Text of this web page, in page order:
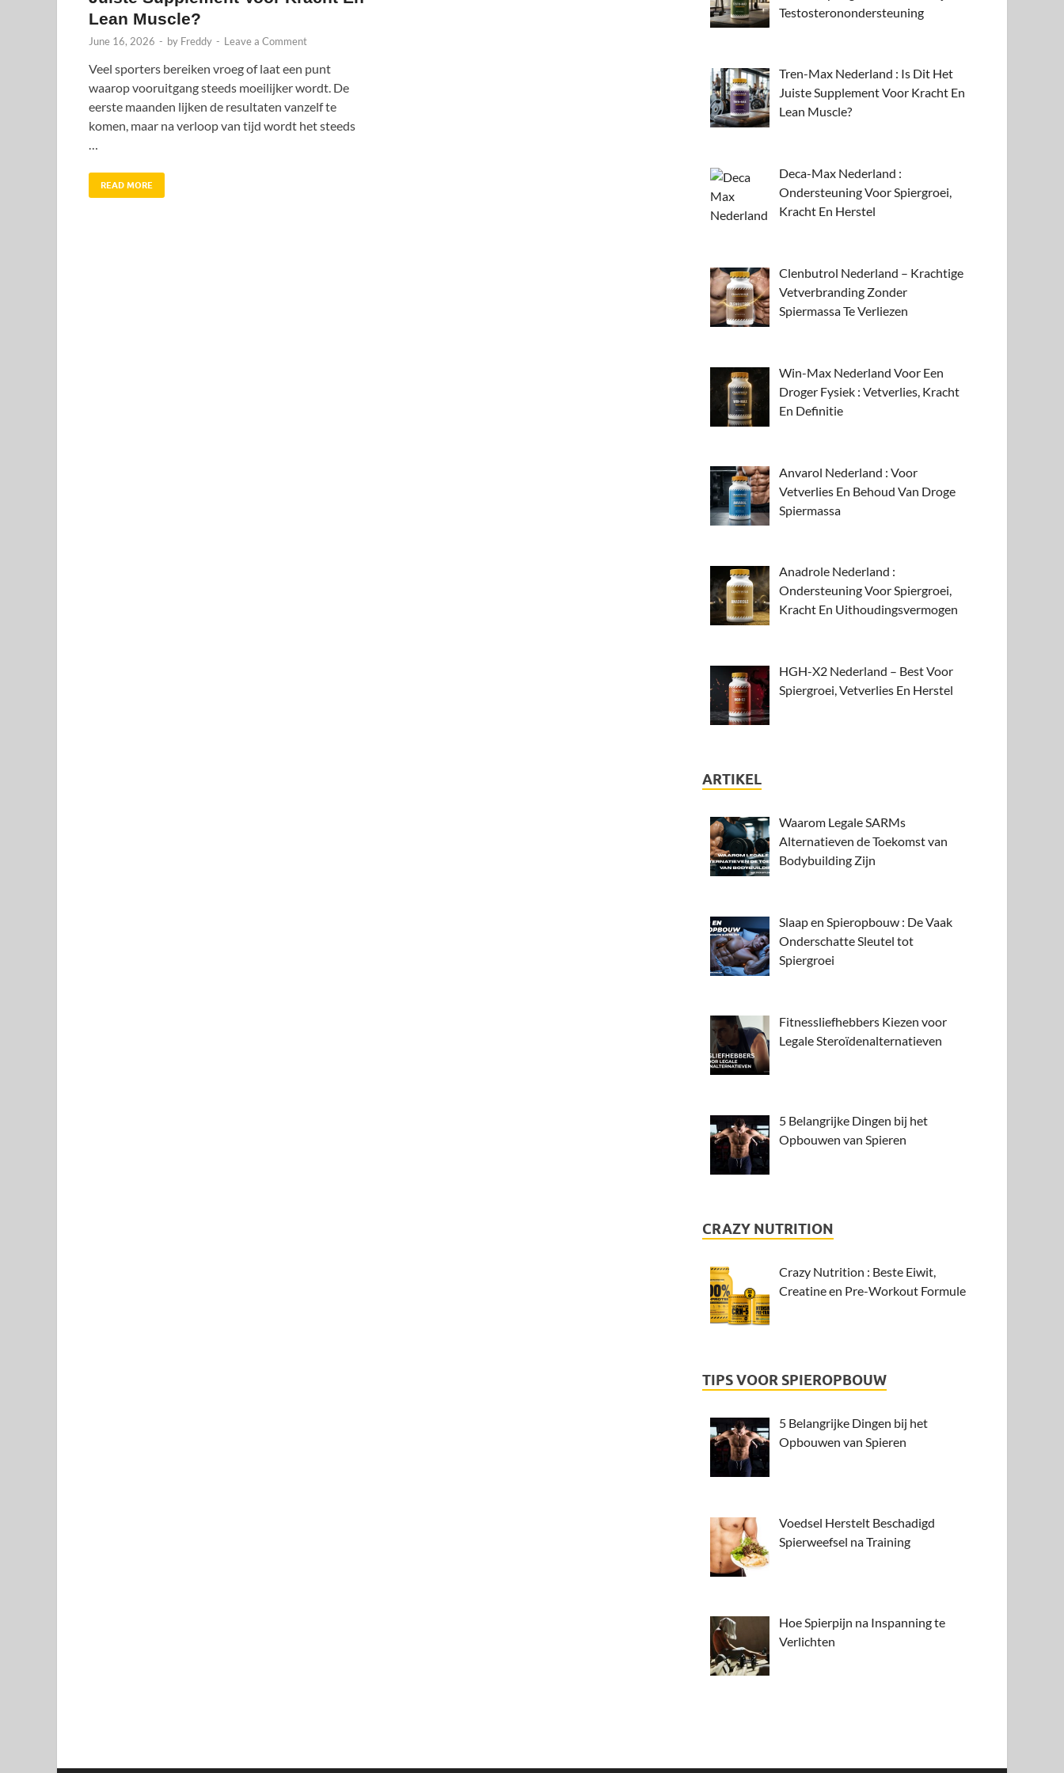
Lean Muscle?
June 16, 2026 - by Freddy - Leave a Comment
Veel sporters bereiken vroeg of laat een punt
waarop vooruitgang steeds moeilijker wordt. De
eerste maanden lijken de resultaten vanzelf te
komen, maar na verloop van tijd wordt het steeds
READ MORE
Testosteronondersteuning
Tren-Max Nederland : Is Dit Het
Juiste Supplement Voor Kracht En
Lean Muscle?
Deca-Max Nederland :
Ondersteuning Voor Spiergroei,
Kracht En Herstel
Clenbutrol Nederland – Krachtige
Vetverbranding Zonder
Spiermassa Te Verliezen
Win-Max Nederland Voor Een
Droger Fysiek : Vetverlies, Kracht
En Definitie
Anvarol Nederland : Voor
Vetverlies En Behoud Van Droge
Spiermassa
Anadrole Nederland :
Ondersteuning Voor Spiergroei,
Kracht En Uithoudingsvermogen
HGH-X2 Nederland – Best Voor
Spiergroei, Vetverlies En Herstel
ARTIKEL
Waarom Legale SARMs
Alternatieven de Toekomst van
Bodybuilding Zijn
Slaap en Spieropbouw : De Vaak
Onderschatte Sleutel tot
Spiergroei
Fitnessliefhebbers Kiezen voor
Legale Steroïdenalternatieven
5 Belangrijke Dingen bij het
Opbouwen van Spieren
CRAZY NUTRITION
Crazy Nutrition : Beste Eiwit,
Creatine en Pre-Workout Formule
TIPS VOOR SPIEROPBOUW
5 Belangrijke Dingen bij het
Opbouwen van Spieren
Voedsel Herstelt Beschadigd
Spierweefsel na Training
Hoe Spierpijn na Inspanning te
Verlichten